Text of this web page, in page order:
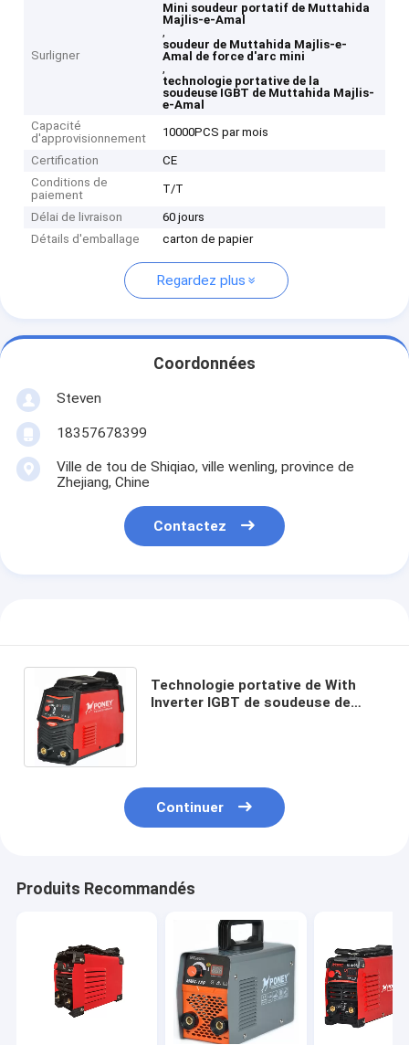
Surligner
Mini soudeur portatif de Muttahida
Majlis-e-Amal
,
soudeur de Muttahida Majlis-e-
Amal de force d'arc mini
,
technologie portative de la
soudeuse IGBT de Muttahida Majlis-
e-Amal
Capacité
d'approvisionnement
10000PCS par mois
Certification
CE
Conditions de
paiement
T/T
Délai de livraison
60 jours
Détails d'emballage
carton de papier
Regardez plus
Coordonnées
Steven
18357678399
Ville de tou de Shiqiao, ville wenling, province de
Zhejiang, Chine
Contactez
Technologie portative de With
Inverter IGBT de soudeuse de
Continuer
Produits Recommandés